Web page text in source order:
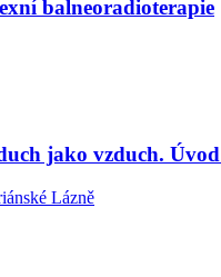
balneoradioterapie
jako vzduch.
Lázně